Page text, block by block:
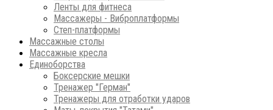
Ленты для фитнеса
Массажеры - Виброплатформы
Степ-платформы
Массажные столы
Массажные кресла
Единоборства
Боксерские мешки
Тренажер "Герман"
Тренажеры для отработки ударов